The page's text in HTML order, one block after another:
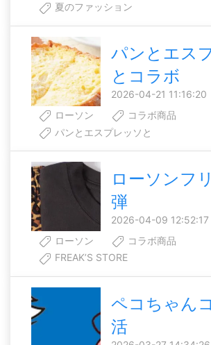
夏のファッション
パンとエス
とコラボ
2026-04-21 11:16:20
ローソン
コラボ商品
パンとエスプレッソと
ローソンフ
弾
2026-04-09 12:52:17
ローソン
コラボ商品
FREAK’S STORE
ペコちゃん
活